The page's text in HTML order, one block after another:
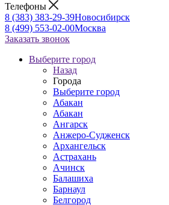
Телефоны
8 (383) 383-29-39Новосибирск
8 (499) 553-02-00Москва
Заказать звонок
Выберите город
Назад
Города
Выберите город
Абакан
Абакан
Ангарск
Анжеро-Судженск
Архангельск
Астрахань
Ачинск
Балашиха
Барнаул
Белгород